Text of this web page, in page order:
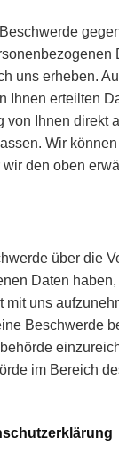
uns erheben.
Ihnen erteilten
von Ihnen direkt
Wir
den oben
über die
Daten
mit uns
Beschwerde
im Bereich